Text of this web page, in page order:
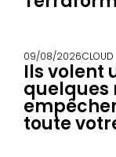
09/08/2026CLOUD
Ils volent
quelques
toute